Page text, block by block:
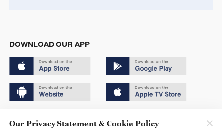
DOWNLOAD OUR APP
Our Privacy Statement & Cookie Policy